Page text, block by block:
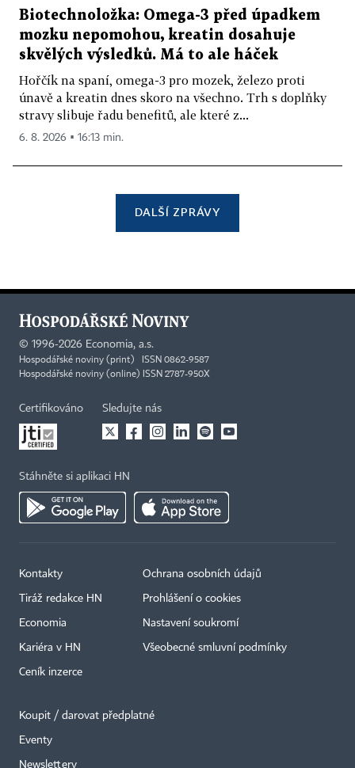
Biotechnoložka: Omega-3 před úpadkem
mozku nepomohou, kreatin dosahuje
skvělých výsledků. Má to ale háček
Hořčík na spaní, omega-3 pro mozek, železo proti
únavě a kreatin dnes skoro na všechno. Trh s doplňky
stravy slibuje řadu benefitů, ale které z...
6. 8. 2026 ▪ 16:13 min.
DALŠÍ ZPRÁVY
© 1996-2026 Economia, a.s.
Hospodářské noviny (print) ISSN 0862-9587
Hospodářské noviny (online) ISSN 2787-950X
Certifikováno Sledujte nás
Stáhněte si aplikaci HN
Kontakty
Tiráž redakce HN
Economia
Kariéra v HN
Ceník inzerce
Ochrana osobních údajů
Prohlášení o cookies
Nastavení soukromí
Všeobecné smluvní podmínky
Koupit / darovat předplatné
Eventy
Newslettery